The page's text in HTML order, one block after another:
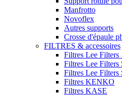
Manfrotto
Novoflex
Autres supports
Crosse d'épaule
FILTRES & accessoires
Filtres Lee Filters
Filtres Lee Filters
Filtres Lee Filters
Filtres KENKO
Filtres KASE